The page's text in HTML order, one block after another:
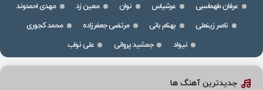
عرفان طهماسبی
عرشیاس نوان معین زد
مهدی احمدوند
ناصر زینعلی
بهنام بانی مرتضی جعفرزاده
محمد کجوری
نیواد
جمشید پروانی علی نواب
جدیدترین آهنگ ها